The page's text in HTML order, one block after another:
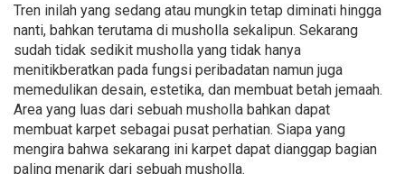
Tren inilah yang sedang atau mungkin tetap diminati hingga
nanti, bahkan terutama di musholla sekalipun. Sekarang
sudah tidak sedikit musholla yang tidak hanya
menitikberatkan pada fungsi peribadatan namun juga
memedulikan desain, estetika, dan membuat betah jemaah.
Area yang luas dari sebuah musholla bahkan dapat
membuat karpet sebagai pusat perhatian. Siapa yang
mengira bahwa sekarang ini karpet dapat dianggap bagian
paling menarik dari sebuah musholla.